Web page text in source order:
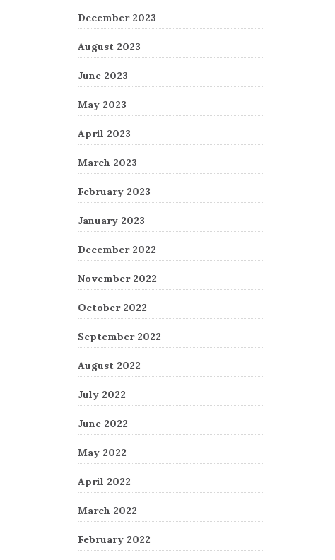
December 2023
August 2023
June 2023
May 2023
April 2023
March 2023
February 2023
January 2023
December 2022
November 2022
October 2022
September 2022
August 2022
July 2022
June 2022
May 2022
April 2022
March 2022
February 2022